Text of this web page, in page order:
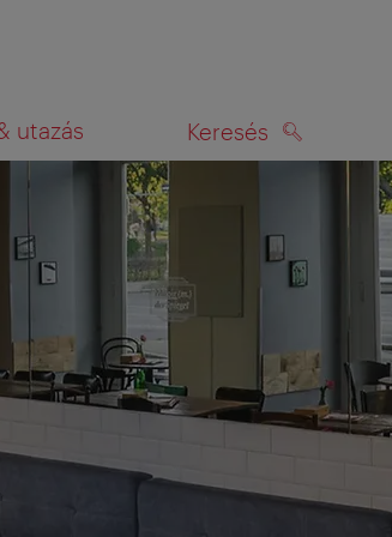
utazás Keresés